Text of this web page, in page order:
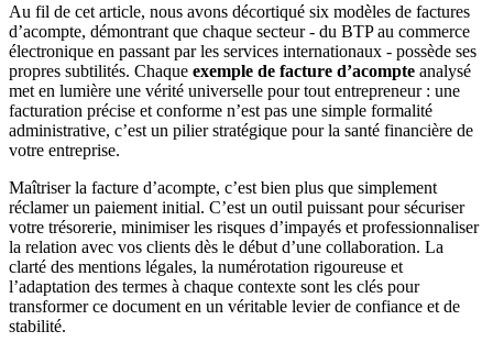
Au fil de cet article, nous avons décortiqué six modèles de factures
d’acompte, démontrant que chaque secteur - du BTP au commerce
électronique en passant par les services internationaux - possède ses
propres subtilités. Chaque exemple de facture d’acompte analysé
met en lumière une vérité universelle pour tout entrepreneur : une
facturation précise et conforme n’est pas une simple formalité
administrative, c’est un pilier stratégique pour la santé financière de
votre entreprise.
Maîtriser la facture d’acompte, c’est bien plus que simplement
réclamer un paiement initial. C’est un outil puissant pour sécuriser
votre trésorerie, minimiser les risques d’impayés et professionnaliser
la relation avec vos clients dès le début d’une collaboration. La
clarté des mentions légales, la numérotation rigoureuse et
l’adaptation des termes à chaque contexte sont les clés pour
transformer ce document en un véritable levier de confiance et de
stabilité.